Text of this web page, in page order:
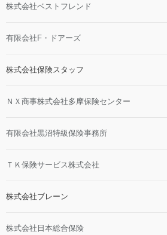
株式会社ベストフレンド
有限会社F・ドアーズ
株式会社保険スタッフ
ＮＸ商事株式会社多摩保険センター
有限会社黒沼特級保険事務所
ＴＫ保険サービス株式会社
株式会社ブレーン
株式会社日本総合保険